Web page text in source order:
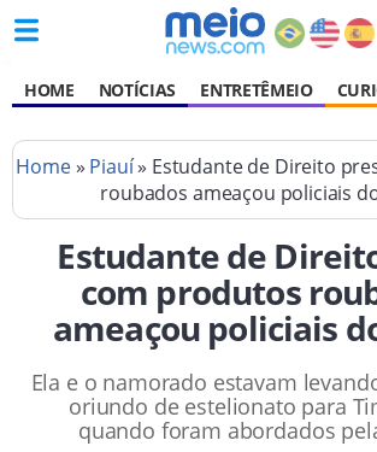
HOME NOTÍCIAS ENTRETÊMEIO
Home» Piauí» Estudante de Direito
roubados ameaçou policiais
Estudante de
com produtos
ameaçou policiais
Ela e o namorado estavam
oriundo de estelionato para
quando foram abordados